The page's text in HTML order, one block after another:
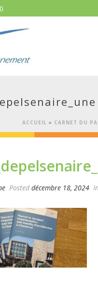
ACCUEIL » CARNET DU
Posted décembre 18, 2024